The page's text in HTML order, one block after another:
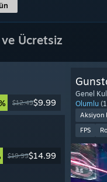
Ücretsiz
$12.49$9.99
$19.99$14.99
Genel
Olumlu
Aksiyon
FPS